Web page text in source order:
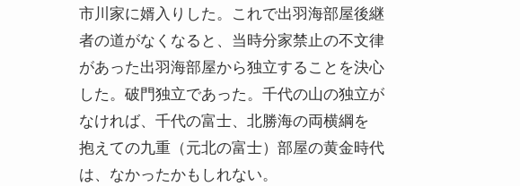
市川家に婿入りした。これで出羽海部屋後継
者の道がなくなると、当時分家禁止の不文律
があった出羽海部屋から独立することを決心
した。破門独立であった。千代の山の独立が
なければ、千代の富士、北勝海の両横綱を
抱えての九重（元北の富士）部屋の黄金時代
は、なかったかもしれない。